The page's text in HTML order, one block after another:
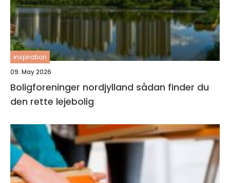
inspiration
09. May 2026
Boligforeninger nordjylland sådan finder du
den rette lejebolig